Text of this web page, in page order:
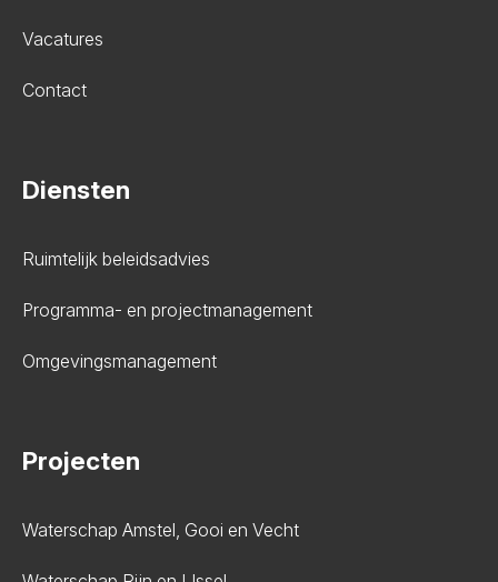
Vacatures
Contact
Diensten
Ruimtelijk beleidsadvies
Programma- en projectmanagement
Omgevingsmanagement
Projecten
Waterschap Amstel, Gooi en Vecht